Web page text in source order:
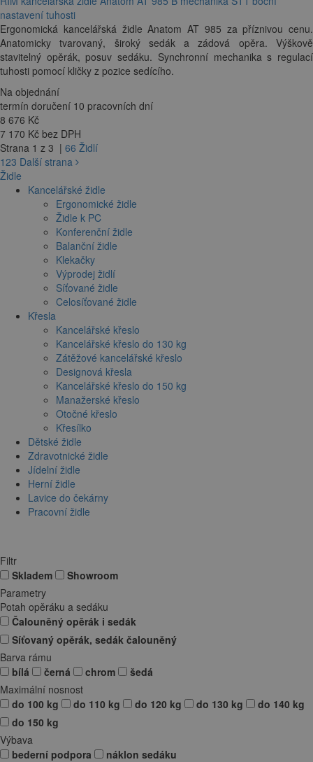
nastavení tuhosti
Ergonomická kancelářská židle Anatom AT 985 za příznivou cenu.
Anatomicky tvarovaný, široký sedák a zádová opěra. Výškově
stavitelný opěrák, posuv sedáku. Synchronní mechanika s regulací
tuhosti pomocí kličky z pozice sedícího.
Na objednání
termín doručení 10 pracovních dní
8 676 Kč
7 170 Kč bez DPH
Strana 1 z 3 | 66 Židlí
123 Další strana
Židle
Kancelářské židle
Ergonomické židle
Židle k PC
Konferenční židle
Balanční židle
Klekačky
Výprodej židlí
Síťované židle
Celosíťované židle
Křesla
Kancelářské křeslo
Kancelářské křeslo do 130 kg
Zátěžové kancelářské křeslo
Designová křesla
Kancelářské křeslo do 150 kg
Manažerské křeslo
Otočné křeslo
Křesílko
Dětské židle
Zdravotnické židle
Jídelní židle
Herní židle
Lavice do čekárny
Pracovní židle
Filtr
Skladem
Showroom
Parametry
Potah opěráku a sedáku
Čalouněný opěrák i sedák
Síťovaný opěrák, sedák čalouněný
Barva rámu
bílá
černá chrom
šedá
Maximální nosnost
do 100 kg
do 110 kg do 120 kg do 130 kg
do 140 kg
do 150 kg
Výbava
bederní podpora
náklon sedáku